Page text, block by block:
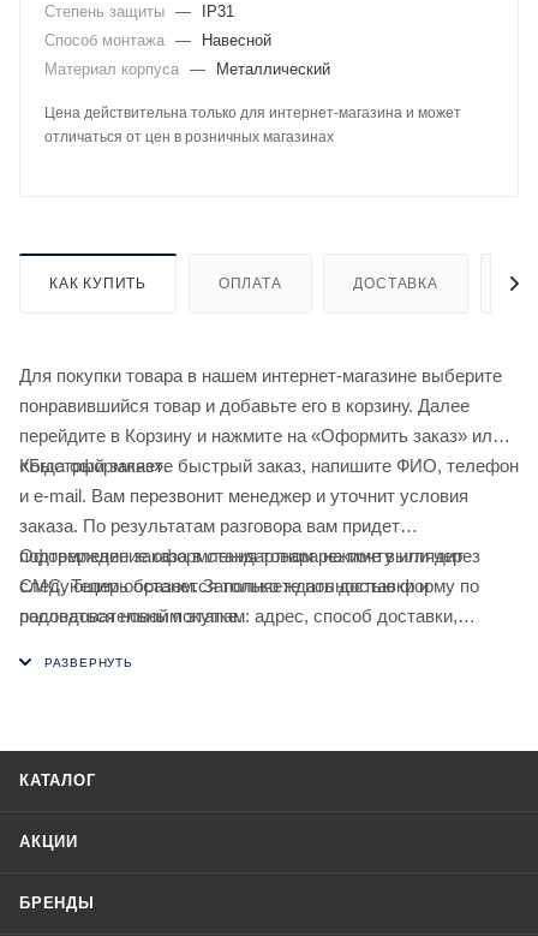
Степень защиты —
IP31
Способ монтажа —
Навесной
Материал корпуса — Металлический
Цена действительна только для интернет-магазина и может
отличаться от цен в розничных магазинах
КАК КУПИТЬ ОПЛАТА ДОСТАВКА
Для покупки товара в нашем интернет-магазине выберите
понравившийся товар и добавьте его в корзину. Далее
перейдите в Корзину и нажмите на «Оформить заказ» или
«Быстрый заказ».
Когда оформляете быстрый заказ, напишите ФИО, телефон
и e-mail. Вам перезвонит менеджер и уточнит условия
заказа. По результатам разговора вам придет
подтверждение оформления товара на почту или через
СМС. Теперь останется только ждать доставки и
радоваться новой покупке.
Оформление заказа в стандартном режиме выглядит
следующим образом. Заполняете полностью форму по
последовательным этапам: адрес, способ доставки,
КАТАЛОГ
АКЦИИ
БРЕНДЫ